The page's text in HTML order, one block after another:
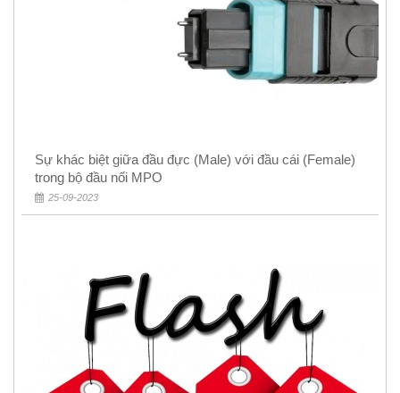
Sự khác biệt giữa đầu đực (Male) với đầu cái (Female)
trong bộ đầu nối MPO
25-09-2023